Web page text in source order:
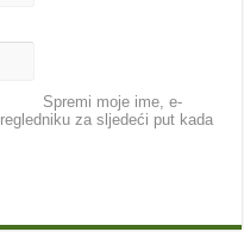
Spremi moje ime, e-
za sljedeći put kada